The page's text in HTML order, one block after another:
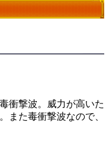
衝撃波。威力が高いた
また毒衝撃波なので、